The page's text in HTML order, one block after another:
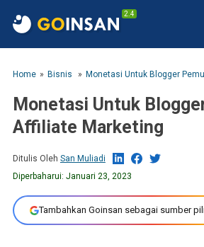
2.4
Home Bisnis Monetasi Untuk Blogger
Monetasi Untuk
Affiliate Marketing
Ditulis Oleh San Muliadi
Diperbaharui: Januari 23, 2023
Tambahkan Goinsan sebagai sumber